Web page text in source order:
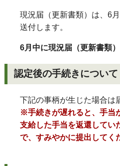
現況届（更新書類）は、6
送付します。
6月中に現況届（更新書類
認定後の手続きについて
下記の事柄が生じた場合は
※手続きが遅れると、手当
支給した手当を返還してい
で、すみやかに提出してく